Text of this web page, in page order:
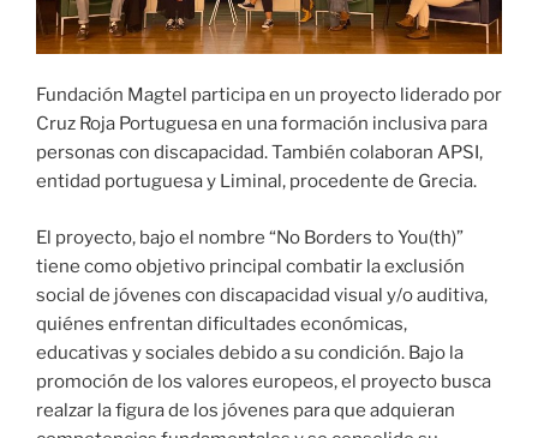
Fundación Magtel participa en un proyecto liderado por
Cruz Roja Portuguesa en una formación inclusiva para
personas con discapacidad. También colaboran APSI,
entidad portuguesa y Liminal, procedente de Grecia.
El proyecto, bajo el nombre “No Borders to You(th)”
tiene como objetivo principal combatir la exclusión
social de jóvenes con discapacidad visual y/o auditiva,
quiénes enfrentan dificultades económicas,
educativas y sociales debido a su condición. Bajo la
promoción de los valores europeos, el proyecto busca
realzar la figura de los jóvenes para que adquieran